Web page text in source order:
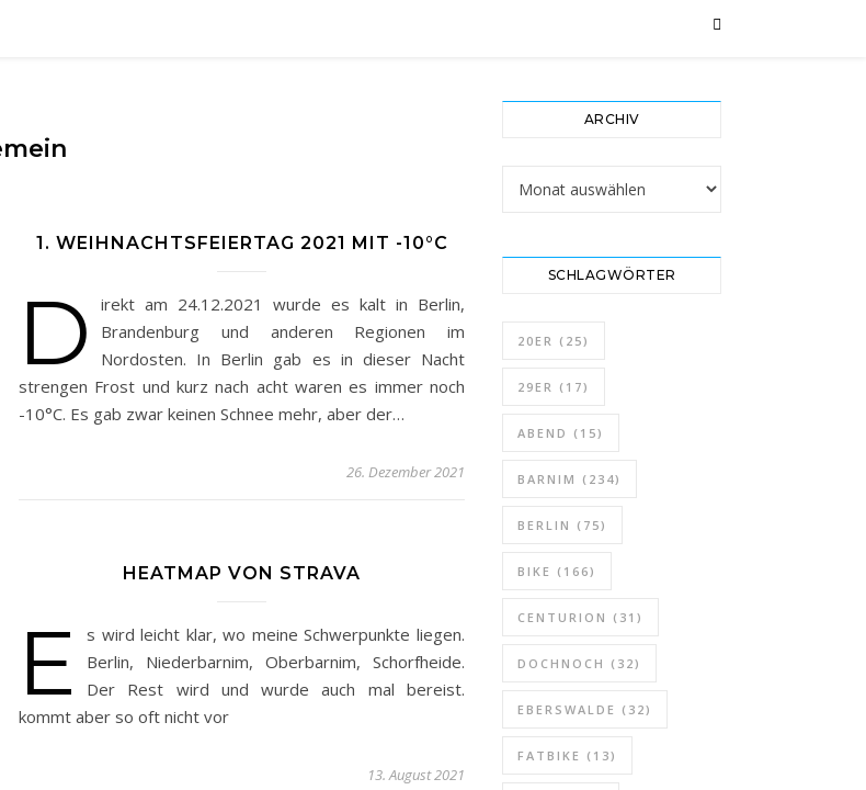
1. WEIHNACHTSFEIERTAG 2021 MIT -10°C
D
irekt am 24.12.2021 wurde es kalt in Berlin,
Brandenburg und anderen Regionen im
Nordosten. In Berlin gab es in dieser Nacht
strengen Frost und kurz nach acht waren es immer noch
-10°C. Es gab zwar keinen Schnee mehr, aber der…
26. Dezember 2021
HEATMAP VON STRAVA
e
s wird leicht klar, wo meine Schwerpunkte liegen.
Berlin, Niederbarnim, Oberbarnim, Schorfheide.
Der Rest wird und wurde auch mal bereist.
kommt aber so oft nicht vor
13. August 2021
ARCHIV
SCHLAGWÖRTER
20ER (25)
29ER (17)
ABEND (15)
BARNIM (234)
BERLIN (75)
BIKE (166)
CENTURION (31)
DOCHNOCH (32)
EBERSWALDE (32)
FATBIKE (13)